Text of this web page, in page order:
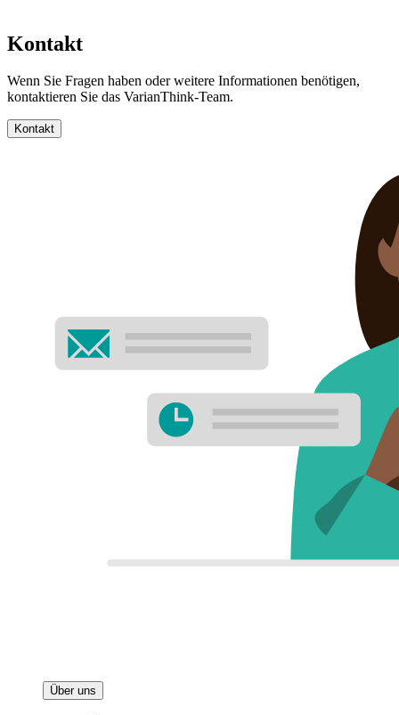
Kontakt
Wenn Sie Fragen haben oder weitere Informationen benötigen,
kontaktieren Sie das VarianThink-Team.
Kontakt
Über uns